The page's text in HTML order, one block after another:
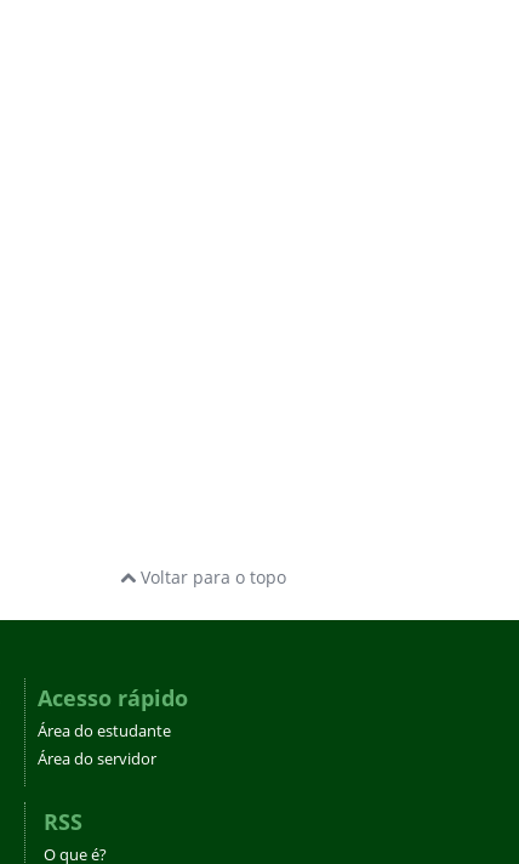
Voltar para o topo
Acesso rápido
Área do estudante
Área do servidor
RSS
O que é?